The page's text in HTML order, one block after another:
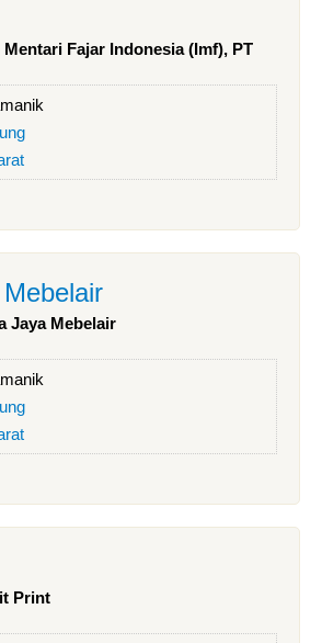
Fajar Indonesia (Imf), PT
Jaya Mebelair
Print